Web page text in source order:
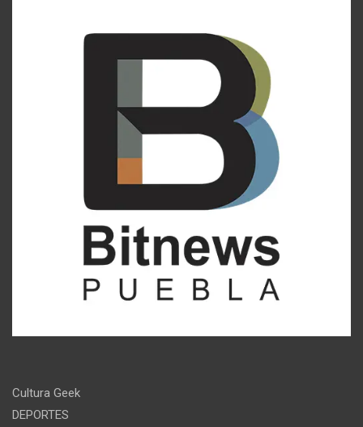
Cultura Geek
DEPORTES